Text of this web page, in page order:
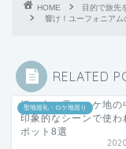
HOME 目的で旅先
響け！ユーフォニアム
RELATED
聖地巡礼・ロケ地巡り
坂の上の雲のロケ地の
印象的なシーンで使わ
ポット8選